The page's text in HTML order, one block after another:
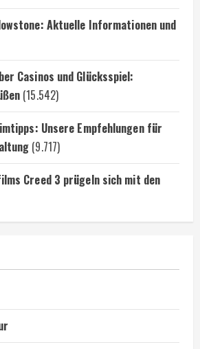
Aktuelle Informationen und
Casinos und Glücksspiel:
(15.542)
Unsere Empfehlungen für
(9.717)
Creed 3 prügeln sich mit den